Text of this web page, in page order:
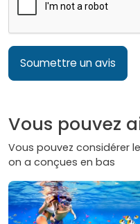
Soumettre un avis
Vous pouvez
Vous pouvez considérer
on a conçues en bas